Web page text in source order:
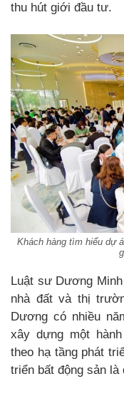
thu hút giới đầu tư.
Khách hàng tìm hiểu dự
Luật sư Dương
nhà đất và thị
Dương có nhiều
xây dựng một
theo hạ tầng phát
triển bất động sản là